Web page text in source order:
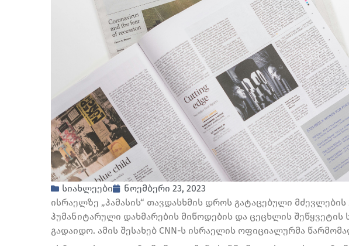
სიახლეები
ნოემბერი 23, 2023
ისრაელზე „ჰამასის“ თავდასხმის დროს გატაცებული
ჰუმანიტარული დახმარების მიწოდების და ცეცხლის
გადაიდო. ამის შესახებ CNN-ს ისრაელის ოფიციალურმა